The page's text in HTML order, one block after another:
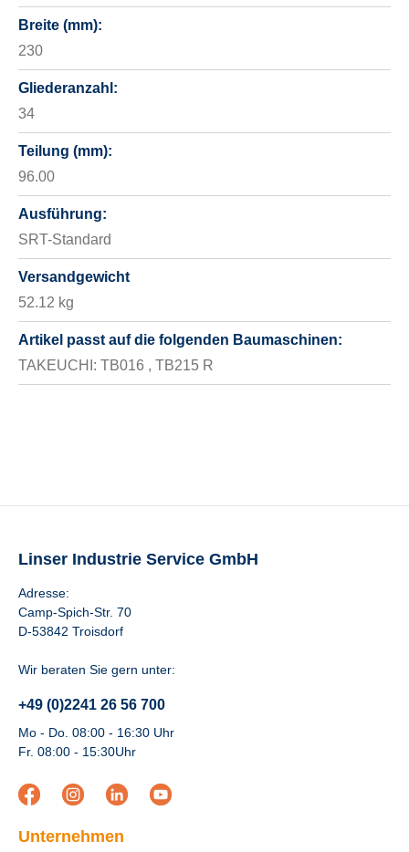
Breite (mm):
230
Gliederanzahl:
34
Teilung (mm):
96.00
Ausführung:
SRT-Standard
Versandgewicht
52.12 kg
Artikel passt auf die folgenden Baumaschinen:
TAKEUCHI: TB016 , TB215 R
Linser Industrie Service GmbH
Adresse:
Camp-Spich-Str. 70
D-53842 Troisdorf
Wir beraten Sie gern unter:
+49 (0)2241 26 56 700
Mo - Do. 08:00 - 16:30 Uhr
Fr. 08:00 - 15:30Uhr
Unternehmen